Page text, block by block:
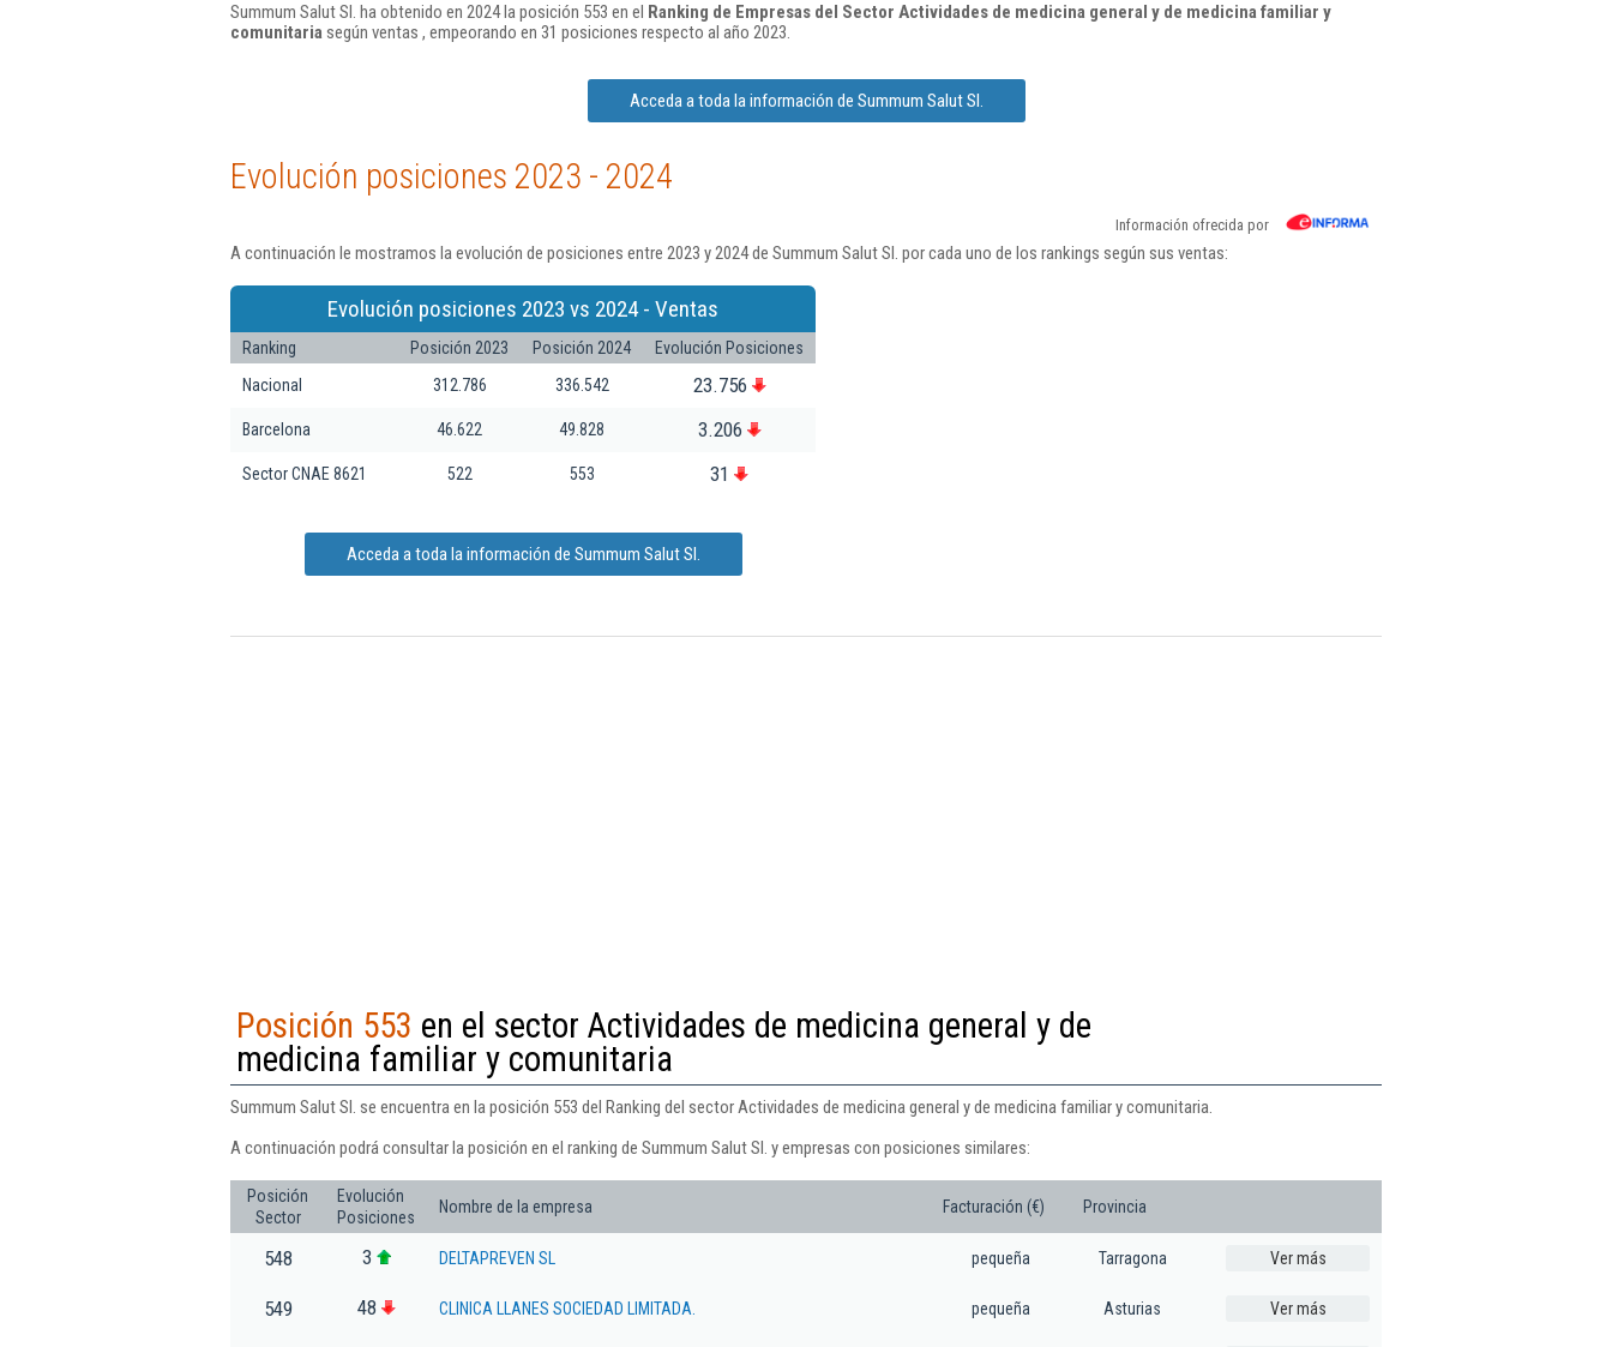
Summum Salut Sl. ha obtenido en 2024 la posición 553 en el Ranking de Empresas del Sector Actividades de medicina general y de medicina familiar y
comunitariasegún ventas , empeorando en 31 posiciones respecto al año 2023.
Acceda a toda la información de Summum Salut Sl.
Evolución posiciones 2023 - 2024
Información ofrecida por
A continuación le mostramos la evolución de posiciones entre 2023 y 2024 de Summum Salut Sl. por cada uno de los rankings según sus ventas:
Evolución posiciones 2023 vs 2024 - Ventas
Ranking Posición 2023 Posición 2024
Evolución Posiciones
Nacional
312.786 336.542 23.756
Barcelona 46.622 49.828 3.206
Sector CNAE 8621 522 553 31
Acceda a toda la información de Summum Salut Sl.
Posición 553 en el sector Actividades de medicina general y de
medicina familiar y comunitaria
Summum Salut Sl. se encuentra en la posición 553 del Ranking del sector Actividades de medicina general y de medicina familiar y comunitaria.
A continuación podrá consultar la posición en el ranking de Summum Salut Sl. y empresas con posiciones similares:
Posición
Sector
Evolución
Posiciones
Nombre de la empresa Facturación (€) Provincia
548 3 DELTAPREVEN SL pequeña Tarragona Ver más
549 48 CLINICA LLANES SOCIEDAD LIMITADA. pequeña Asturias Ver más